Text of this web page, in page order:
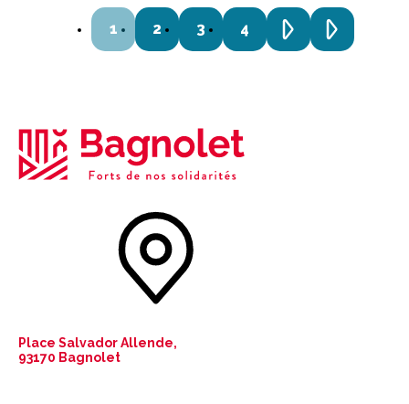
1 2 3 4
Place Salvador Allende,
93170 Bagnolet